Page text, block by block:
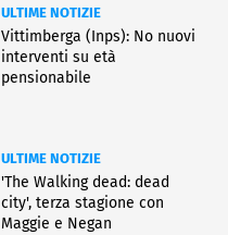
ULTIME NOTIZIE
Vittimberga (Inps): No nuovi
interventi su età
pensionabile
ULTIME NOTIZIE
'The Walking dead: dead
city', terza stagione con
Maggie e Negan